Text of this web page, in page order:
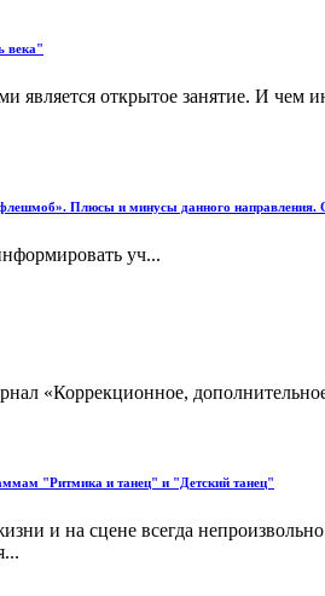
века"
является открытое занятие. И чем
Плюсы и минусы данного
уч...
«Коррекционное,
"Ритмика и танец" и "Детский танец"
и на сцене всегда